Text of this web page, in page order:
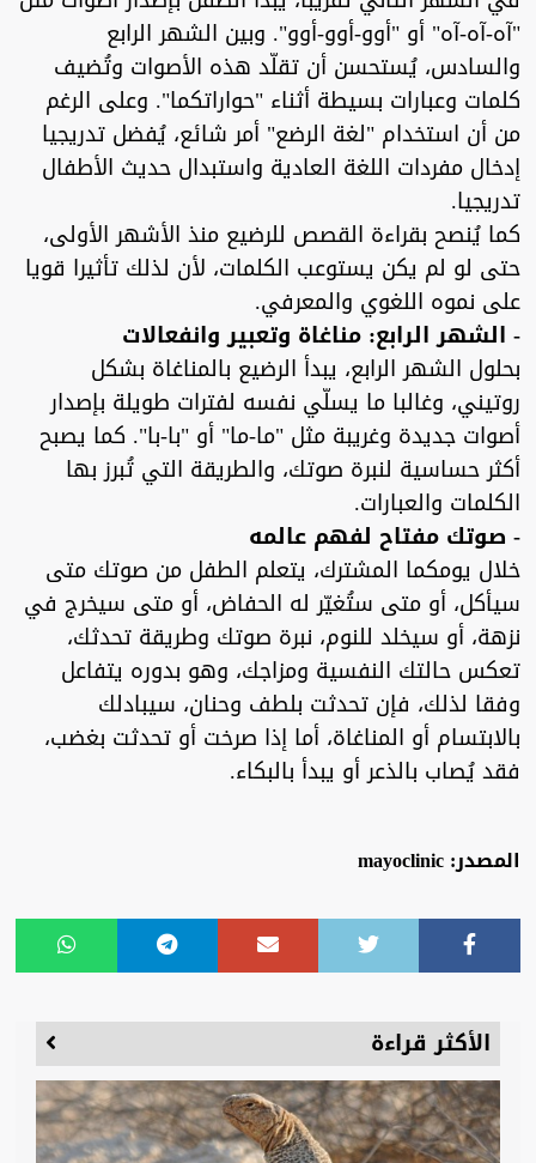
"آه-آه-آه" أو "أوو-أوو-أوو". وبين الشهر الرابع
والسادس، يُستحسن أن تقلّد هذه الأصوات وتُضيف
كلمات وعبارات بسيطة أثناء "حواراتكما". وعلى الرغم
من أن استخدام "لغة الرضع" أمر شائع، يُفضل تدريجيا
إدخال مفردات اللغة العادية واستبدال حديث الأطفال
تدريجيا.
كما يُنصح بقراءة القصص للرضيع منذ الأشهر الأولى،
حتى لو لم يكن يستوعب الكلمات، لأن لذلك تأثيرا قويا
على نموه اللغوي والمعرفي.
- الشهر الرابع: مناغاة وتعبير وانفعالات
بحلول الشهر الرابع، يبدأ الرضيع بالمناغاة بشكل
روتيني، وغالبا ما يسلّي نفسه لفترات طويلة بإصدار
أصوات جديدة وغريبة مثل "ما-ما" أو "با-با". كما يصبح
أكثر حساسية لنبرة صوتك، والطريقة التي تُبرز بها
الكلمات والعبارات.
- صوتك مفتاح لفهم عالمه
خلال يومكما المشترك، يتعلم الطفل من صوتك متى
سيأكل، أو متى ستُغيّر له الحفاض، أو متى سيخرج في
نزهة، أو سيخلد للنوم، نبرة صوتك وطريقة تحدثك،
تعكس حالتك النفسية ومزاجك، وهو بدوره يتفاعل
وفقا لذلك، فإن تحدثت بلطف وحنان، سيبادلك
بالابتسام أو المناغاة، أما إذا صرخت أو تحدثت بغضب،
فقد يُصاب بالذعر أو يبدأ بالبكاء.
المصدر: mayoclinic
الأكثر قراءة